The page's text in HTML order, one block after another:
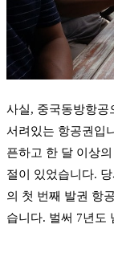
사실, 중국동방항공
서려있는 항공권입
픈하고 한 달 이상
절이 있었습니다.
의 첫 번째 발권 항
습니다. 벌써 7년도